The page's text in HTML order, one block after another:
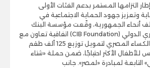
التزامها المستمر بدعم الفئات الأولى
وتعزيز جهود الحماية الاجتماعية في
أنحاء الجمهورية، وقّعت مؤسسة البنك
التجاري الدولي (CIB Foundation) اتفاقية تعاون مع
بنك الكساء المصري لتمويل توزيع 125 ألف طقم
للأطفال الأكثر احتياجًا، ضمن حملة «شتاء
التابعة لمبادرة «لمصر». جانب